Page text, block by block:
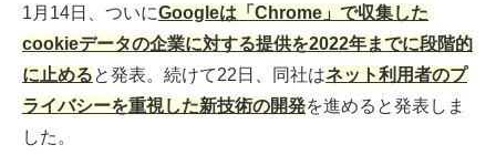
1月14日、ついにGoogleは「Chrome」で収集した
cookieデータの企業に対する提供を2022年までに段階的
に止めると発表。続けて22日、同社はネット利用者のプ
ライバシーを重視した新技術の開発を進めると発表しま
した。